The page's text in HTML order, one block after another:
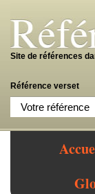
Site de références
Référence verset